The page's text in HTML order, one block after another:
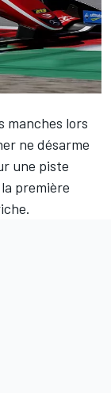
manches lors
ne désarme
une piste
première